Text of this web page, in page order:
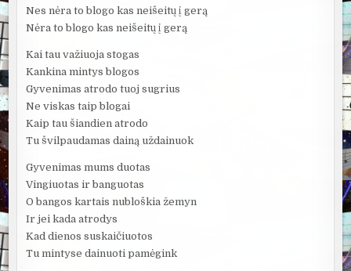
Nes nėra to blogo kas neišeitų į gerą
Nėra to blogo kas neišeitų į gerą
Kai tau važiuoja stogas
Kankina mintys blogos
Gyvenimas atrodo tuoj sugrius
Ne viskas taip blogai
Kaip tau šiandien atrodo
Tu švilpaudamas dainą uždainuok
Gyvenimas mums duotas
Vingiuotas ir banguotas
O bangos kartais nubloškia žemyn
Ir jei kada atrodys
Kad dienos suskaičiuotos
Tu mintyse dainuoti pamėgink